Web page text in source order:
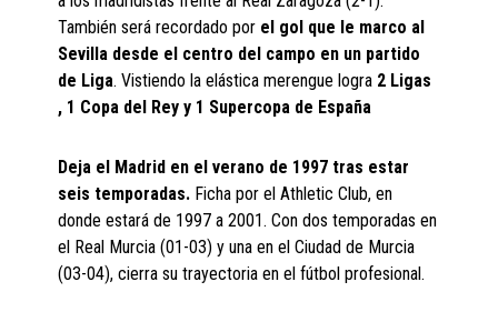
También será recordado por el gol que le marco al
Sevilla desde el centro del campo en un partido
de Liga. Vistiendo la elástica merengue logra 2 Ligas
, 1 Copa del Rey y 1 Supercopa de España
Deja el Madrid en el verano de 1997 tras estar
seis temporadas. Ficha por el Athletic Club, en
donde estará de 1997 a 2001. Con dos temporadas en
el Real Murcia (01-03) y una en el Ciudad de Murcia
(03-04), cierra su trayectoria en el fútbol profesional.